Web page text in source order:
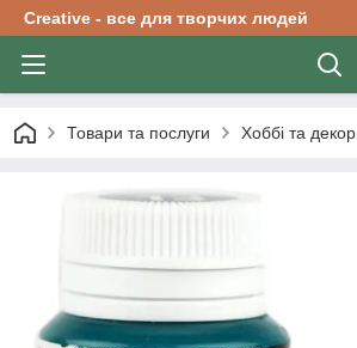
Creative - все для творчих людей
Товари та послуги Хоббі та декор